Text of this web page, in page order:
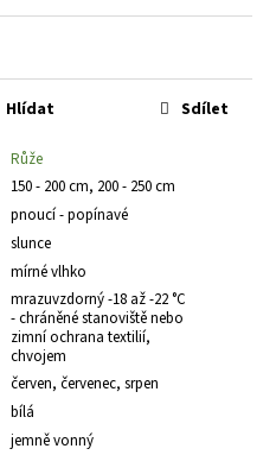
Růže
150 - 200 cm, 200 - 250 cm
pnoucí - popínavé
slunce
mírné vlhko
mrazuvzdorný -18 až -22 °C
- chráněné stanoviště nebo
zimní ochrana textilií,
chvojem
červen, červenec, srpen
bílá
jemně vonný
Hlídat Sdílet